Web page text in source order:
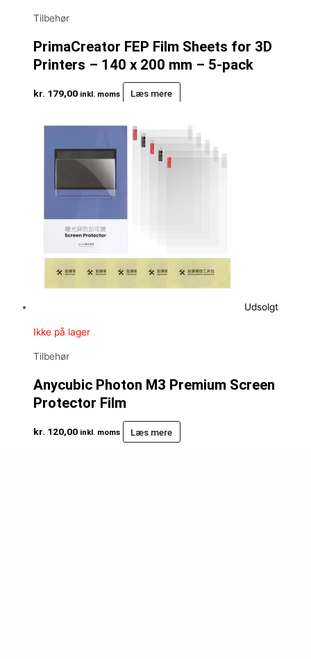
Tilbehør
PrimaCreator FEP Film Sheets for 3D
Printers – 140 x 200 mm – 5-pack
kr. 179,00 inkl. moms Læs mere
Udsolgt
Ikke på lager
Tilbehør
Anycubic Photon M3 Premium Screen
Protector Film
kr. 120,00 inkl. moms Læs mere